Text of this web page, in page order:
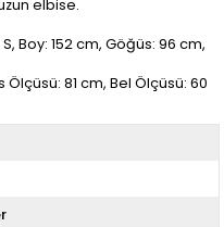
elbise.
Boy: 152 cm, Göğüs: 96 cm,
Ölçüsü: 81 cm, Bel Ölçüsü: 60